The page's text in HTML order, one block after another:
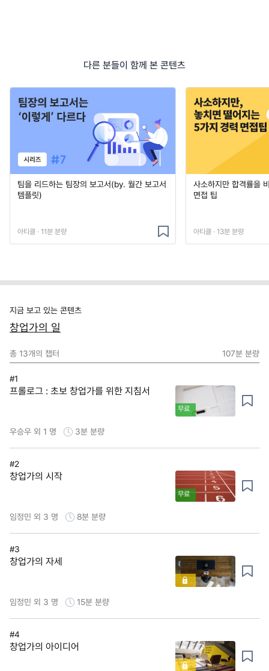
다른 분들이 함께 본 콘텐츠
팀을 리드하는 팀장의 보고서(by. 월간 보고서
템플릿)
아티클 · 11분 분량
사소하지만 합격률을
면접 팁
아티클 · 13분 분량
지금 보고 있는 콘텐츠
창업가의 일
총 13개의 챕터 107분 분량
#1
프롤로그 : 초보 창업가를 위한 지침서
무료
우승우 외 1 명 3분 분량
#2
창업가의 시작
무료
임정민 외 3 명 8분 분량
#3
창업가의 자세
임정민 외 3 명 15분 분량
#4
창업가의 아이디어